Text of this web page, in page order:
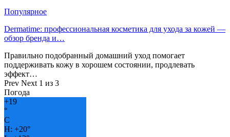
Популярное
Dermatime: профессиональная косметика для ухода за кожей —
обзор бренда и…
Правильно подобранный домашний уход помогает
поддерживать кожу в хорошем состоянии, продлевать
эффект…
Prev Next 1 из 3
Погода
+19
°
C
H: +20°